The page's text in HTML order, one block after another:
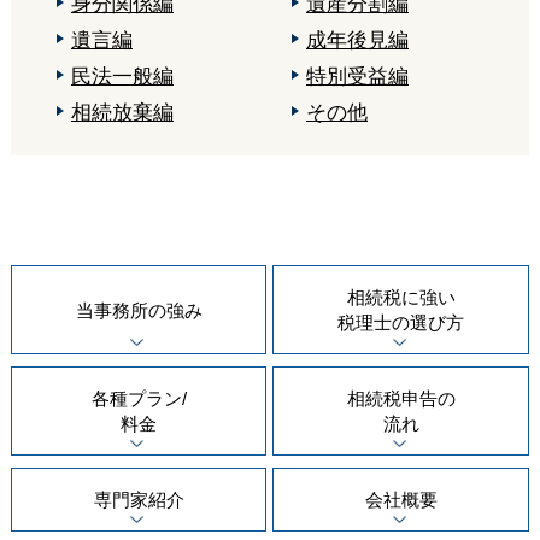
遺言編
成年後見編
民法一般編
特別受益編
相続放棄編
その他
当事務所の強み
相続税に強い
税理士の選び方
各種プラン/
料金
相続税申告の
流れ
専門家紹介 会社概要